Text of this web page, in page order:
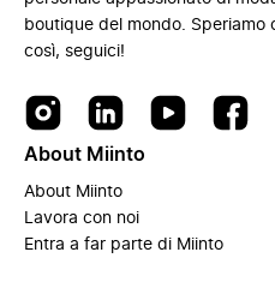
boutique del mondo. Speriamo
così, seguici!
About Miinto
About Miinto
Lavora con noi
Entra a far parte di Miinto